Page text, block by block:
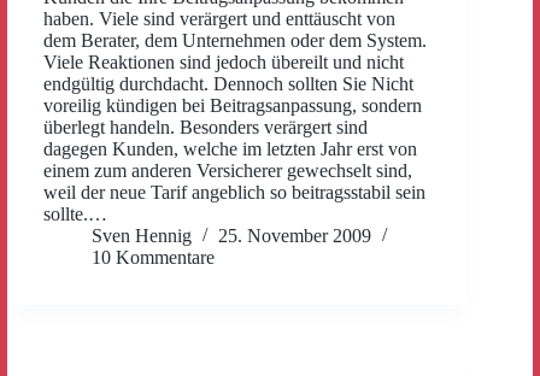
haben. Viele sind verärgert und enttäuscht von
dem Berater, dem Unternehmen oder dem System.
Viele Reaktionen sind jedoch übereilt und nicht
endgültig durchdacht. Dennoch sollten Sie Nicht
voreilig kündigen bei Beitragsanpassung, sondern
überlegt handeln. Besonders verärgert sind
dagegen Kunden, welche im letzten Jahr erst von
einem zum anderen Versicherer gewechselt sind,
weil der neue Tarif angeblich so beitragsstabil sein
sollte.…
Sven Hennig
25. November 2009
10 Kommentare